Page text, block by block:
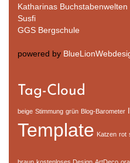
Katharinas Buchstabenwelten
Susfi
GGS Bergschule
powered by
Tag-Cloud
beige Stimmung grün Blog-Barometer
Template Katzen rot